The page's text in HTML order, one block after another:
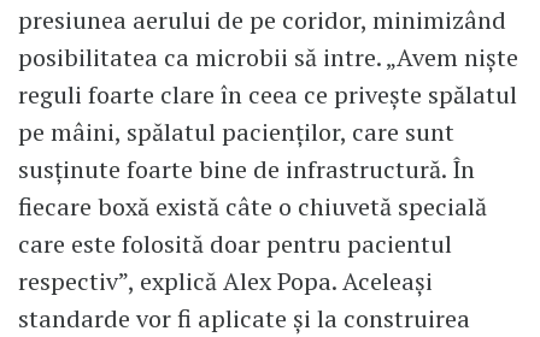
presiunea aerului de pe coridor, minimizând
posibilitatea ca microbii să intre. „Avem niște
reguli foarte clare în ceea ce privește spălatul
pe mâini, spălatul pacienților, care sunt
susținute foarte bine de infrastructură. În
fiecare boxă există câte o chiuvetă specială
care este folosită doar pentru pacientul
respectiv”, explică Alex Popa. Aceleași
standarde vor fi aplicate și la construirea